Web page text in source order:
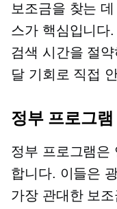
보조금을 찾는
스가 핵심입니다
검색 시간을 절
달 기회로 직접
정부 프로그램
정부 프로그램은
합니다. 이들은
가장 관대한 보